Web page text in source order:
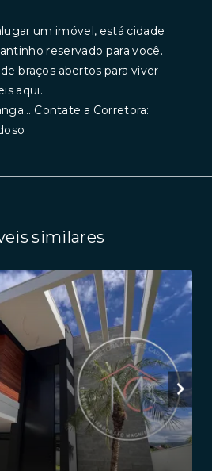
um imóvel, está cidade
reservado para você.
braços abertos para viver
aqui.
Contate a Corretora:
similares